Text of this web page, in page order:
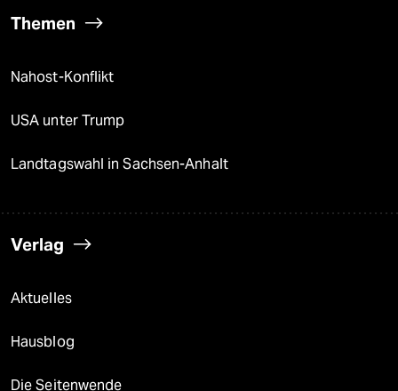
Themen
Nahost-Konflikt
USA unter Trump
Landtagswahl in Sachsen-Anhalt
Verlag
Aktuelles
Hausblog
Die Seitenwende